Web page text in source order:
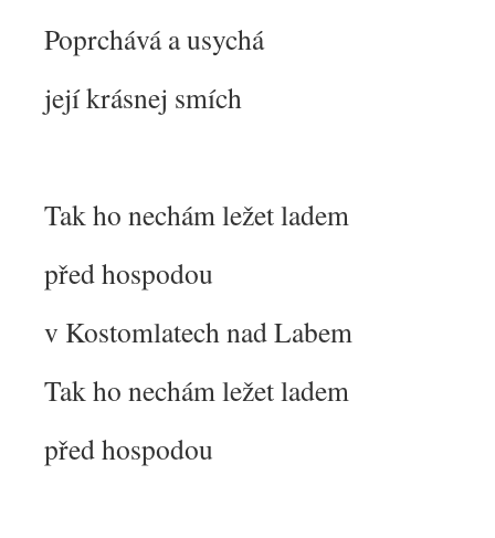
Poprchává a usychá
její krásnej smích
Tak ho nechám ležet ladem
před hospodou
v Kostomlatech nad Labem
Tak ho nechám ležet ladem
před hospodou